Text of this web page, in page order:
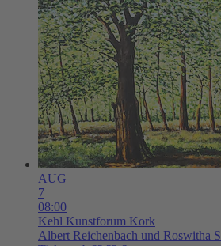
AUG
7
08:00
Kehl Kunstforum Kork
Albert Reichenbach und Roswitha